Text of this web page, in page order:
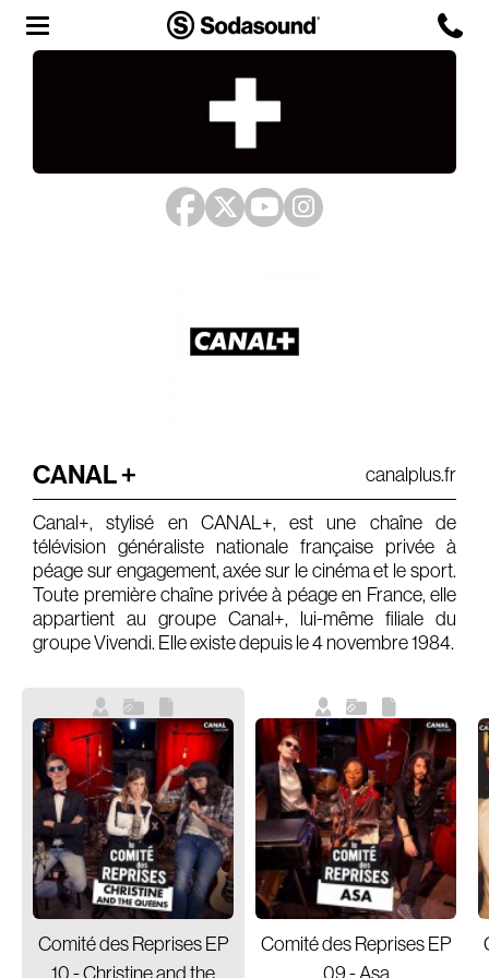
Headquarters
Gears & Instruments
Music
Recording
Mixing
Mastering
Producing
Music
Artists
Audiovisual
Post-Producing
Voix Off
canalplus.fr
CANAL +
Canal+, stylisé en CANAL+, est une chaîne de
télévision généraliste nationale française privée à
péage sur engagement, axée sur le cinéma et le sport.
Toute première chaîne privée à péage en France, elle
appartient au groupe Canal+, lui-même filiale du
groupe Vivendi. Elle existe depuis le 4 novembre 1984.
Comité des Reprises EP
10 - Christine and the
Comité des Reprises EP
09 - Asa